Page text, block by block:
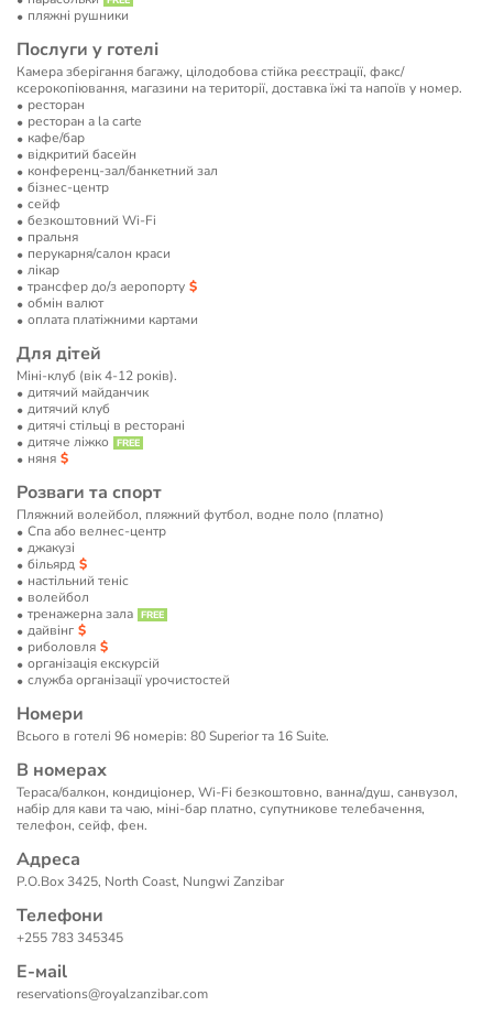
пляжні рушники
Послуги у готелі
Камера зберігання багажу, цілодобова стійка реєстрації, факс/
ксерокопіювання, магазини на території, доставка їжі та напоїв у номер.
ресторан
ресторан a la carte
кафе/бар
відкритий басейн
конференц-зал/банкетний зал
бізнес-центр
сейф
безкоштовний Wi-Fi
пральня
перукарня/салон краси
лікар
трансфер до/з аеропорту
обмін валют
оплата платіжними картами
Для дітей
Міні-клуб (вік 4-12 років).
дитячий майданчик
дитячий клуб
дитячі стільці в ресторані
дитяче ліжко
няня
Розваги та спорт
Пляжний волейбол, пляжний футбол, водне поло (платно)
Спа або велнес-центр
джакузі
більярд
настільний теніс
волейбол
тренажерна зала
дайвінг
риболовля
організація екскурсій
служба організації урочистостей
Номери
Всього в готелі 96 номерів: 80 Superior та 16 Suite.
В номерах
Тераса/балкон, кондиціонер, Wi-Fi безкоштовно, ванна/душ, санвузол,
набір для кави та чаю, міні-бар платно, супутникове телебачення,
телефон, сейф, фен.
Адреса
P.O.Box 3425, North Coast, Nungwi Zanzibar
Телефони
+255 783 345345
Е-маil
reservations@royalzanzibar.com